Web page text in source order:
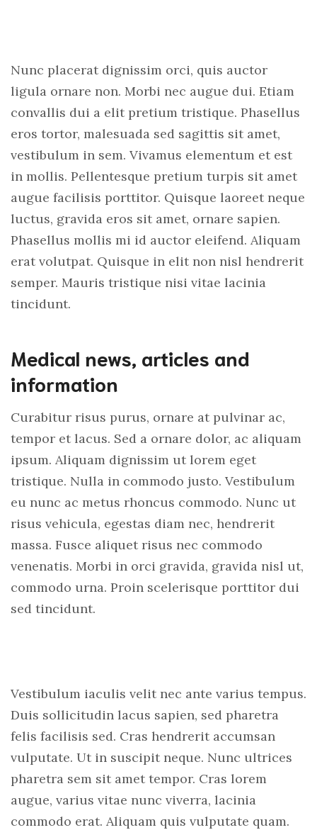
Nunc placerat dignissim orci, quis auctor
ligula ornare non. Morbi nec augue dui. Etiam
convallis dui a elit pretium tristique. Phasellus
eros tortor, malesuada sed sagittis sit amet,
vestibulum in sem. Vivamus elementum et est
in mollis. Pellentesque pretium turpis sit amet
augue facilisis porttitor. Quisque laoreet neque
luctus, gravida eros sit amet, ornare sapien.
Phasellus mollis mi id auctor eleifend. Aliquam
erat volutpat. Quisque in elit non nisl hendrerit
semper. Mauris tristique nisi vitae lacinia
tincidunt.
Medical news, articles and
information
Curabitur risus purus, ornare at pulvinar ac,
tempor et lacus. Sed a ornare dolor, ac aliquam
ipsum. Aliquam dignissim ut lorem eget
tristique. Nulla in commodo justo. Vestibulum
eu nunc ac metus rhoncus commodo. Nunc ut
risus vehicula, egestas diam nec, hendrerit
massa. Fusce aliquet risus nec commodo
venenatis. Morbi in orci gravida, gravida nisl ut,
commodo urna. Proin scelerisque porttitor dui
sed tincidunt.
Vestibulum iaculis velit nec ante varius tempus.
Duis sollicitudin lacus sapien, sed pharetra
felis facilisis sed. Cras hendrerit accumsan
vulputate. Ut in suscipit neque. Nunc ultrices
pharetra sem sit amet tempor. Cras lorem
augue, varius vitae nunc viverra, lacinia
commodo erat. Aliquam quis vulputate quam.